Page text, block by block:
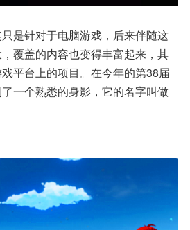
是针对于电脑游戏，后来伴随这
覆盖的内容也变得丰富起来，其
平台上的项目。在今年的第38届
一个熟悉的身影，它的名字叫做